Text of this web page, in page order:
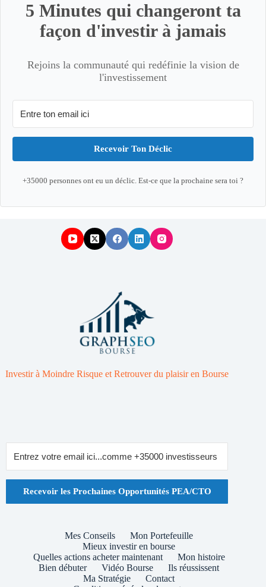
5 Minutes qui changeront ta
façon d'investir à jamais
Rejoins la communauté qui redéfinie la vision de
l'investissement
Recevoir Ton Déclic
+35000 personnes ont eu un déclic. Est-ce que la prochaine sera toi ?
Investir à Moindre Risque et Retrouver du plaisir en Bourse
Recevoir les Prochaines Opportunités PEA/CTO
Mes Conseils
Mon Portefeuille
Mieux investir en bourse
Quelles actions acheter maintenant
Mon histoire
Bien débuter
Vidéo Bourse
Ils réussissent
Ma Stratégie
Contact